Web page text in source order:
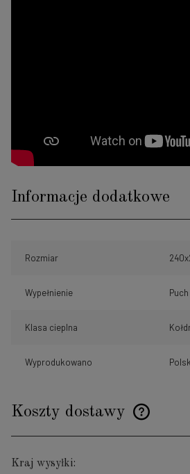
Informacje dodatkowe
Rozmiar
Wypełnienie
Klasa cieplna
Wyprodukowano
Koszty dostawy
Cena nie zawiera ewentualnych kosztów
Kraj wysyłki: